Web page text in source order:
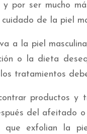
por ser mucho
de la piel
a la piel
o la dieta
tratamientos
productos y
del afeitado o
que exfolian la